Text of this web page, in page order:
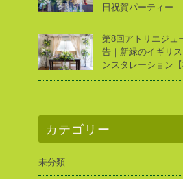
日祝賀パーティー
第8回アトリエジュ
告｜新緑のイギリ
ンスタレーション【
カテゴリー
未分類